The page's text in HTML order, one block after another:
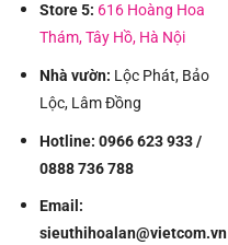
Store 5: 616 Hoàng Hoa
Thám, Tây Hồ, Hà Nội
Nhà vườn: Lộc Phát, Bảo
Lộc, Lâm Đồng
Hotline: 0966 623 933 /
0888 736 788
Email:
sieuthihoalan@vietcom.vn